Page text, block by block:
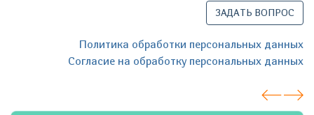
ЗАДАТЬ ВОПРОС
Политика обработки персональных данных
Согласие на обработку персональных данных